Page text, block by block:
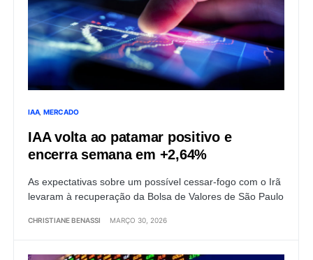
IAA MERCADO
IAA volta ao patamar positivo e
encerra semana em +2,64%
As expectativas sobre um possível cessar-fogo com o Irã
levaram à recuperação da Bolsa de Valores de São Paulo
CHRISTIANE BENASSI MARÇO 30, 2026